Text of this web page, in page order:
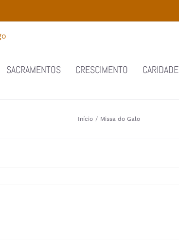
SACRAMENTOS CRESCIMENTO CARIDADE
Início / Missa do Galo